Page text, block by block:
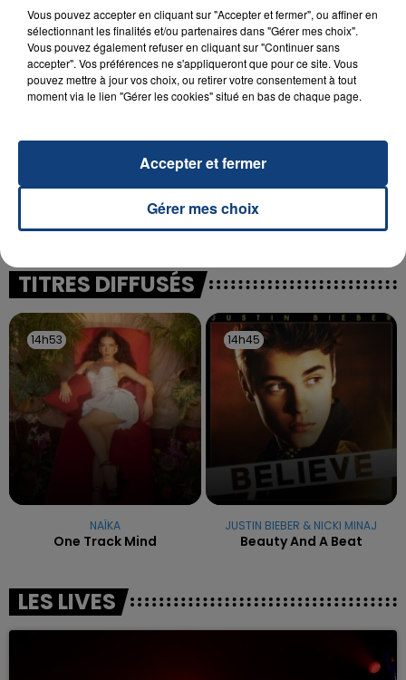
aspergé sa compagne et leur bébé de trois mois
d'un liquide inflammable.
OPÉRER DE LA CHEVILLE RESSORT DE LA...
La famille a porté plainte contre la clinique qui a
excuses.
TITRES DIFFUSÉS
14h53
14h53
NAÏKA
One Track Mind
14h45
14h45
JUSTIN BIEBER & NICKI MINAJ
Beauty And A Beat
LES LIVES
Vous pouvez accepter en cliquant sur "Accepter et fermer", ou affiner en
sélectionnant les finalités et/ou partenaires dans "Gérer mes choix".
Vous pouvez également refuser en cliquant sur "Continuer sans
accepter". Vos préférences ne s'appliqueront que pour ce site. Vous
pouvez mettre à jour vos choix, ou retirer votre consentement à tout
moment via le lien "Gérer les cookies" situé en bas de chaque page.
Gérer mes choix
Accepter et fermer